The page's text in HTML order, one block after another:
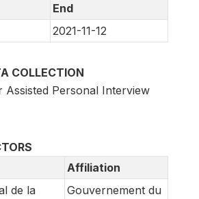
End
2021-11-12
COLLECTION
Assisted Personal Interview
Affiliation
de la
Gouvernement du